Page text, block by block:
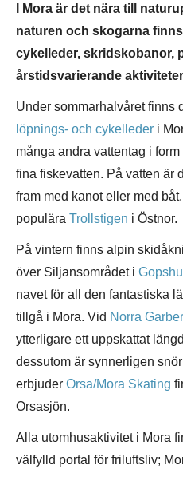
I Mora är det nära till
naturen och skogarna
cykelleder, skridskobanor,
årstidsvarierande
Under sommarhalvåret finns
löpnings- och cykelleder i
många andra vattentag i
fina fiskevatten. På vatten är
fram med kanot eller med
populära Trollstigen i Östnor.
På vintern finns alpin
över Siljansområdet i
navet för all den fantastiska
tillgå i Mora. Vid Norra
ytterligare ett uppskattat
dessutom är synnerligen
erbjuder Orsa/Mora Skating
Orsasjön.
Alla utomhusaktivitet i Mora
välfylld portal för friluftsliv;